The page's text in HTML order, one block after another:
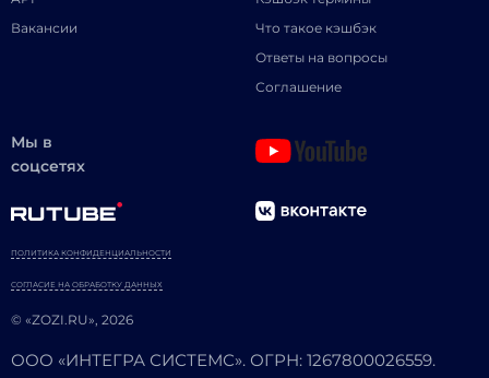
Вакансии
Что такое кэшбэк
Ответы на вопросы
Соглашение
Мы в
соцсетях
© «ZOZI.RU», 2026
ПОЛИТИКА КОНФИДЕНЦИАЛЬНОСТИ
СОГЛАСИЕ НА ОБРАБОТКУ ДАННЫХ
ООО «ИНТЕГРА СИСТЕМС». ОГРН: 1267800026559.